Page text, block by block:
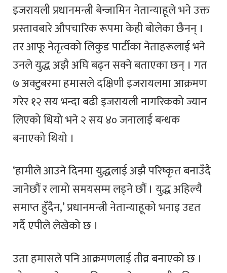
इजरायली प्रधानमन्त्री बेन्जामिन नेतान्याहूले भने उक्त
प्रस्तावबारे औपचारिक रूपमा केही बोलेका छैनन् ।
तर आफू नेतृत्वको लिकुड पार्टीका नेताहरूलाई भने
उनले युद्ध अझै अघि बढ्न सक्ने बताएका छन् । गत
७ अक्टुबरमा हमासले दक्षिणी इजरायलमा आक्रमण
गरेर १२ सय भन्दा बढी इजरायली नागरिकको ज्यान
लिएको थियो भने २ सय ४० जनालाई बन्धक
बनाएको थियो ।
‘हामीले आउने दिनमा युद्धलाई अझै परिष्कृत बनाउँदै
जानेछौं र लामो समयसम्म लड्ने छौं । युद्ध अहिल्यै
समाप्त हुँदैन,’ प्रधानमन्त्री नेतान्याहूको भनाइ उदृत
गर्दै एपीले लेखेको छ ।
उता हमासले पनि आक्रमणलाई तीव्र बनाएको छ ।